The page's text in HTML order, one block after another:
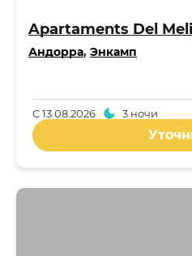
Apartaments Del
Андорра, Энкамп
С13.08.2026 3 ночи